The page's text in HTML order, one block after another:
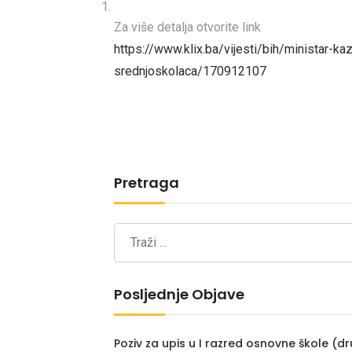
Za više detalja otvorite link
https://www.klix.ba/vijesti/bih/ministar-
srednjoskolaca/170912107
Pretraga
Posljednje Objave
Poziv za upis u I razred osnovne škole